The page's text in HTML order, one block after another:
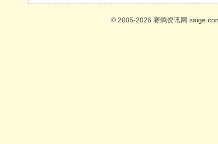
© 2005-2026 赛鸽资讯网